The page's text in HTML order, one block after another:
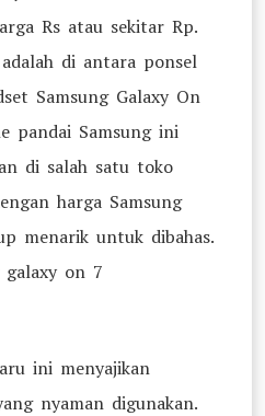
Rs atau sekitar Rp.
di antara ponsel
Samsung Galaxy On
pandai Samsung ini
di salah satu toko
harga Samsung
menarik untuk dibahas.
ini menyajikan
nyaman digunakan.